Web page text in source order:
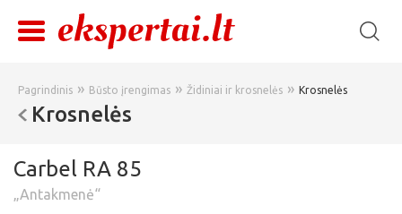
Pagrindinis » Būsto įrengimas » Židiniai ir krosnelės » Krosnelės
Krosnelės
Carbel RA 85
„Antakmenė“